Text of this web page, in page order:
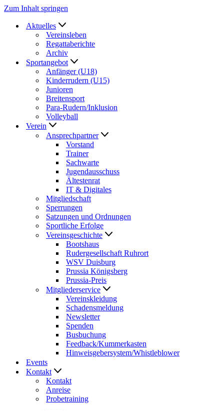
Zum Inhalt springen
Aktuelles
Vereinsleben
Regattaberichte
Archiv
Sportangebot
Anfänger (U18)
Kinderrudern (U15)
Junioren
Breitensport
Para-Rudern/Inklusion
Volleyball
Verein
Ansprechpartner
Vorstand
Trainer
Sachwarte
Jugendausschuss
Ältestenrat
IT & Digitales
Mitgliedschaft
Sperrungen
Satzungen und Ordnungen
Sportliche Erfolge
Vereinsgeschichte
Bootshaus
Rudergesellschaft Ruhrort
WSV Duisburg
Prussia Königsberg
Prussia-Preis
Mitgliederservice
Vereinskleidung
Schadensmeldung
Newsletter
Spenden
Busbuchung
Feedback/Kummerkasten
Hinweisgebersystem/Whistleblower
Events
Kontakt
Kontakt
Anreise
Probetraining